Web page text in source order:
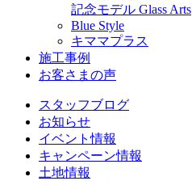
記念モデル Glass Arts
Blue Style
キママプラス
施工事例
お客さまの声
スタッフブログ
お知らせ
イベント情報
キャンペーン情報
土地情報